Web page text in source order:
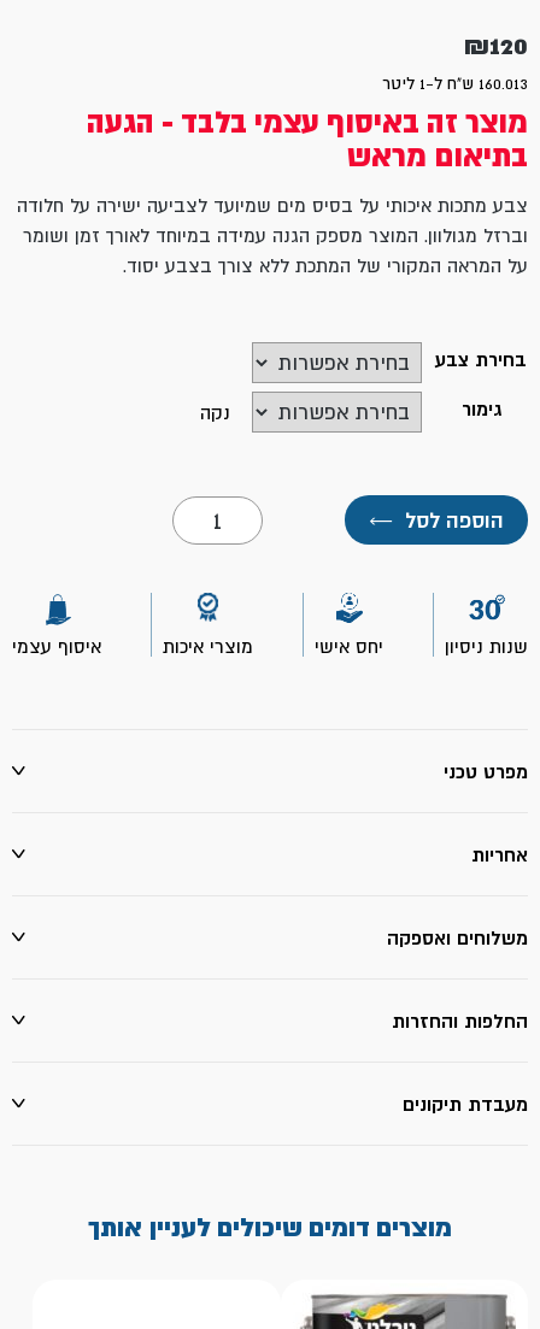
₪120
160.013 ש"ח ל-1 ליטר
מוצר זה באיסוף עצמי בלבד - הגעה
בתיאום מראש
צבע מתכות איכותי על בסיס מים שמיועד לצביעה ישירה על חלודה
וברזל מגולוון. המוצר מספק הגנה עמידה במיוחד לאורך זמן ושומר
על המראה המקורי של המתכת ללא צורך בצבע יסוד.
בחירת צבע
גימור נקה
הוספה לסל ←
כמות
של
הומרייט
למתכת
מים
שנות ניסיון יחס אישי מוצרי איכות איסוף עצמי
מפרט טכני
אחריות
משלוחים ואספקה
החלפות והחזרות
מעבדת תיקונים
מוצרים דומים שיכולים לעניין אותך